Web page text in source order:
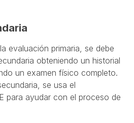
evaluación primaria, se debe
obteniendo un historial
un examen físico completo.
se usa el
para ayudar con el proceso de